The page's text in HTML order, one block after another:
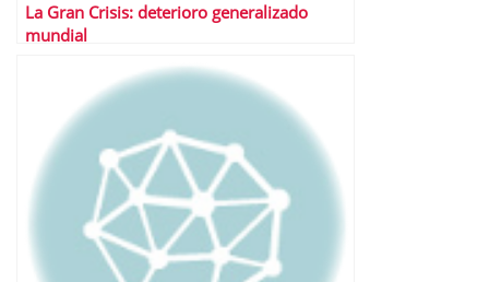
La Gran Crisis: deterioro generalizado
mundial